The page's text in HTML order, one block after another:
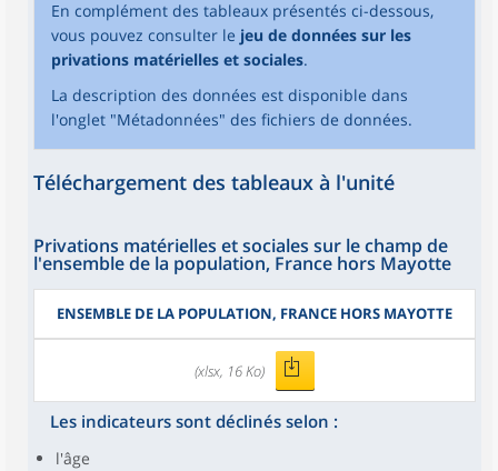
En complément des tableaux présentés ci-dessous,
vous pouvez consulter le jeu de données sur les
privations matérielles et sociales.
La description des données est disponible dans
l'onglet "Métadonnées" des fichiers de données.
Téléchargement des tableaux à l'unité
Privations matérielles et sociales sur le champ de
l'ensemble de la population, France hors Mayotte
ENSEMBLE DE LA POPULATION, FRANCE HORS MAYOTTE
(xlsx, 16 Ko)
Les indicateurs sont déclinés selon :
l'âge